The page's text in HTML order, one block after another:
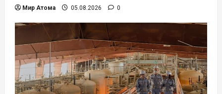
Мир Атома 05.08.2026 0